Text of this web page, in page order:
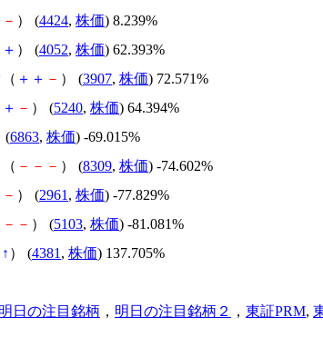
－ ） (4424, 株価) 8.239%
＋ ） (4052, 株価) 62.393%
＋ ＋ － ） (3907, 株価) 72.571%
＋ － ） (5240, 株価) 64.394%
(6863, 株価) -69.015%
－ － － ） (8309, 株価) -74.602%
－ ） (2961 , 株価) -77.829%
－ － ） (5103, 株価) -81.081%
↑ ） (4381 , 株価) 137.705%
明日の注目銘柄 ， 明日の注目銘柄２ ， 東証PRM,